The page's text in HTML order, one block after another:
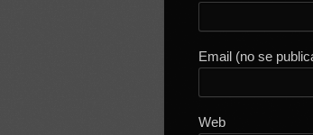
Email (no se
Web